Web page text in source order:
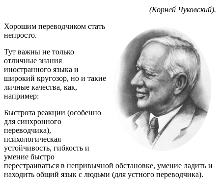
(Корней Чуковский).
Хорошим переводчиком стать
непросто.
Тут важны не только
отличные знания
иностранного языка и
широкий кругозор, но и такие
личные качества, как,
например:
Быстрота реакции (особенно
для синхронного
переводчика),
психологическая
устойчивость, гибкость и
умение быстро
перестраиваться в непривычной обстановке, умение ладить и
находить общий язык с людьми (для устного переводчика).